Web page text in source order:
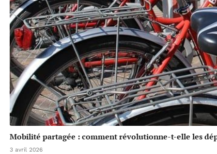
Mobilité partagée : comment révolutionne-t-elle les
3 avril 2026